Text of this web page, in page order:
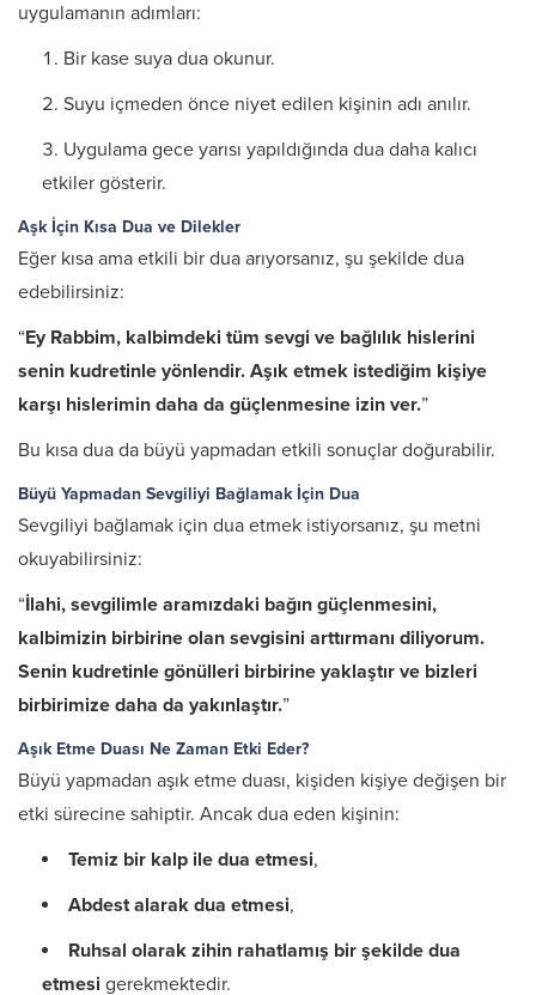
uygulamanın adımları:
Bir kase suya dua okunur.
Suyu içmeden önce niyet edilen kişinin adı anılır.
Uygulama gece yarısı yapıldığında dua daha kalıcı
etkiler gösterir.
Aşk İçin Kısa Dua ve Dilekler
Eğer kısa ama etkili bir dua arıyorsanız, şu şekilde dua
edebilirsiniz:
“Ey Rabbim, kalbimdeki tüm sevgi ve bağlılık hislerini
senin kudretinle yönlendir. Aşık etmek istediğim kişiye
karşı hislerimin daha da güçlenmesine izin ver.”
Bu kısa dua da büyü yapmadan etkili sonuçlar doğurabilir.
Büyü Yapmadan Sevgiliyi Bağlamak İçin Dua
Sevgiliyi bağlamak için dua etmek istiyorsanız, şu metni
okuyabilirsiniz:
“İlahi, sevgilimle aramızdaki bağın güçlenmesini,
kalbimizin birbirine olan sevgisini arttırmanı diliyorum.
Senin kudretinle gönülleri birbirine yaklaştır ve bizleri
birbirimize daha da yakınlaştır.”
Aşık Etme Duası Ne Zaman Etki Eder?
Büyü yapmadan aşık etme duası, kişiden kişiye değişen bir
etki sürecine sahiptir. Ancak dua eden kişinin:
Temiz bir kalp ile dua etmesi,
Abdest alarak dua etmesi,
Ruhsal olarak zihin rahatlamış bir şekilde dua
etmesi gerekmektedir.